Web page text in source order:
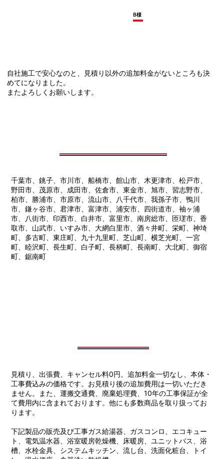
自社施工で安心なのと、見積り以外の追加料金がないところも決
めてになりました。
またよろしくお願いします。
B様
千葉市、銚子、市川市、船橋市、館山市、木更津市、松戸市、
野田市、茂原市、成田市、佐倉市、東金市、旭市、習志野市、
柏市、勝浦市、市原市、流山市、八千代市、我孫子市、鴨川
市、鎌ヶ谷市、君津市、富津市、浦安市、四街道市、袖ヶ浦
市、八街市、印西市、白井市、富里市、南房総市、匝瑳市、香
取市、山武市、いすみ市、大網白里市、酒々井町、栄町、神埼
町、多古町、東庄町、九十九里町、芝山町、横芝光町、一宮
町、睦沢町、長生町、白子町、長柄町、長南町、大北町、御宿
町、鋸南町
見積り、出張費、キャンセル料0円。追加料金一切なし、本体・
工事費込みの価格です。お見積り後の追加費用は一切いただき
ません。また、運搬交通費、廃棄処理費、10年の工事保証が全
て費用内に含まれております。他にも多数商品を取り扱ってお
ります。
下記製品の販売及び工事ガス給湯器、ガスコンロ、エコキュー
ト、電気温水器、浴室暖房乾燥機、床暖房、ユニットバス、浴
槽、水栓金具、システムキッチン、流し台、洗面化粧台、トイ